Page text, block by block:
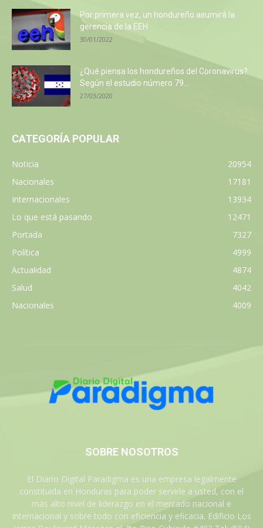
Por primera vez, un hondureño asumirá la
gerencia de la EEH
30/01/2022
¿Qué piensa los hondureños del Coronavirus?
Según el estudio número 79...
27/03/2020
CATEGORÍA POPULAR
Noticia
20954
Nacionales
17181
Internacionales
13934
Lo que está pasando
12471
Portada
7327
Política
4999
Actualidad
4874
Salud
4042
Nacionales
4009
SOBRE NOSOTROS
El Diario Digital Paradigma es una empresa legalmente
constituida en Honduras para poder servirle a usted, con el
más alto nivel de liderazgo en el mercado nacional e
internacional y sobre todo con eficiencia y eficacia. Edificio Los